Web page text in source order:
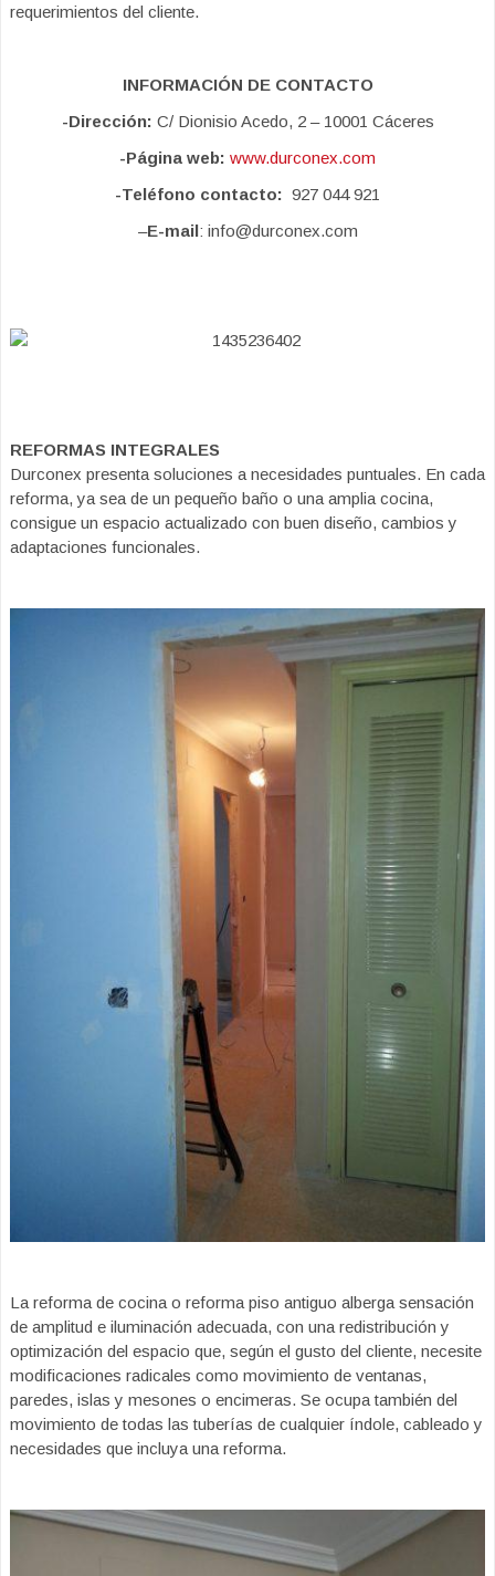
requerimientos del cliente.
INFORMACIÓN DE CONTACTO
-Dirección: C/ Dionisio Acedo, 2 – 10001 Cáceres
-Página web: www.durconex.com
-Teléfono contacto: 927 044 921
–E-mail: info@durconex.com
REFORMAS INTEGRALES
Durconex presenta soluciones a necesidades puntuales. En cada
reforma, ya sea de un pequeño baño o una amplia cocina,
consigue un espacio actualizado con buen diseño, cambios y
adaptaciones funcionales.
La reforma de cocina o reforma piso antiguo alberga sensación
de amplitud e iluminación adecuada, con una redistribución y
optimización del espacio que, según el gusto del cliente, necesite
modificaciones radicales como movimiento de ventanas,
paredes, islas y mesones o encimeras. Se ocupa también del
movimiento de todas las tuberías de cualquier índole, cableado y
necesidades que incluya una reforma.